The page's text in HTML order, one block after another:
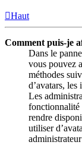
Haut
Comment puis-je
Dans le
vous pouvez
méthodes
d’avatars, les
Les
fonctionnalité
rendre
utiliser